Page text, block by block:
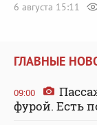
6 августа 15:11
ГЛАВНЫЕ
09:00
фурой. Есть